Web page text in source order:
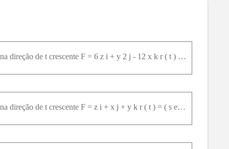
Nos Exercícios 19-22, encontre o trabalho realizado por F sobre acurva na direção de t crescente F = 6 z i + y 2 j - 12 x k r ( t ) = ( s e n ⁡ t ) i + ( c o s ⁡ t ) j + ( t / 6 ) k , 0 ≤ t ≤ 2 π
Nos Exercícios 19-22, encontre o trabalho realizado por F sobre acurva na direção de t crescente F = z i + x j + y k r ( t ) = ( s e n ⁡ t ) i + ( c o s ⁡ t ) j + t k , 0 ≤ t ≤ 2 π